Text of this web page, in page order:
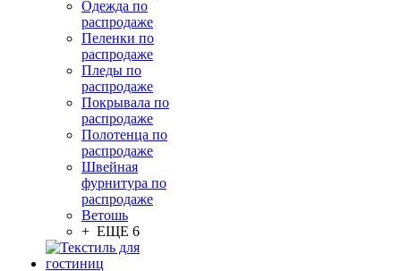
Одежда по
распродаже
Пеленки по
распродаже
Пледы по
распродаже
Покрывала по
распродаже
Полотенца по
распродаже
Швейная
фурнитура по
распродаже
Ветошь
+ ЕЩЕ 6